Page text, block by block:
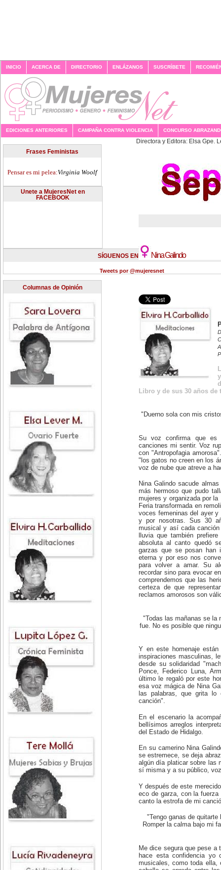
INICIO ACERCA DE DIRECTORIO ENLÁZANOS SUSCRÍBETE
EDICIONES ANTERIORES CAMPAÑA CONTRA VIOLENCIA CONCURSO
Directora y
Frases Feministas
Pensar es mi pelea:Virginia Woolf
Unete a MujeresNet en
FACEBOOK
SÍGUENOS EN TWITTER
Tweets por @mujeresnet
Columnas de Opinión
Nina Galindo
Libro y de sus 30 años
"Duerno sola con mis
Su voz confirma que es
canciones mi sentir. Voz
con "Antropofagia
"los gatos no creen en los
voz de nube que atreve a
Nina Galindo sacude
más hermoso que pudo
mujeres y organizada por
Feria transformada en
voces femeninas del ayer
y por nosotras. Sus 30
musical y así cada canción
lluvia que también
absoluta al canto quedó
garzas que se posan han
eterna y por eso nos
para volver a amar. Su
recordar sino para evocar
comprendemos que las
certeza de que
reclamos amorosos son
"Todas las mañanas se la
fue. No es posible que
Y en este homenaje
inspiraciones masculinas,
desde su solidaridad
Ponce, Federico Luna,
último le regaló por este
esa voz mágica de Nina
las palabras, que grita
canción".
En el escenario la
bellísimos arreglos
del Estado de Hidalgo.
En su camerino Nina
se estremece, se deja
algún día platicar sobre las
sí misma y a su público,
Y después de este
eco de garza, con la
canto la estrofa de mi
"Tengo ganas de
Romper la calma bajo mi
Me dice segura que pese
hace esta confidencia yo
musicales, como toda